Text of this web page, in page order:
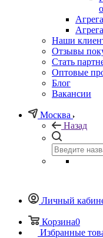
Наши
Отзывы
Стать
Оптовые
Блог
Вакансии
Москва
Назад
Личный
Корзина0
Избранные